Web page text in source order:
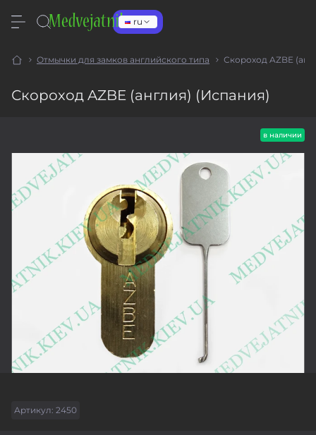
ru
Отмычки для замков английского типа Скороход AZBE
Скороход AZBE (англия) (Испания)
в наличии
Артикул: 2450